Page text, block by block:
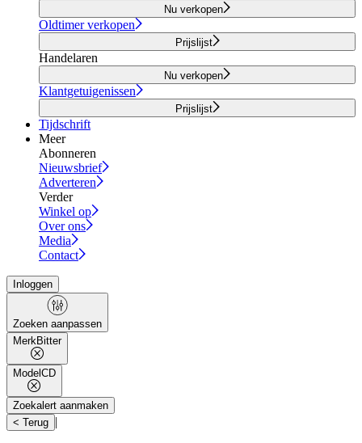
Nu verkopen
Oldtimer verkopen
Prijslijst
Handelaren
Nu verkopen
Klantgetuigenissen
Prijslijst
Tijdschrift
Meer
Abonneren
Nieuwsbrief
Adverteren
Verder
Winkel op
Over ons
Media
Contact
Inloggen
Zoeken aanpassen
MerkBitter
Model CD
Zoekalert aanmaken
< Terug |